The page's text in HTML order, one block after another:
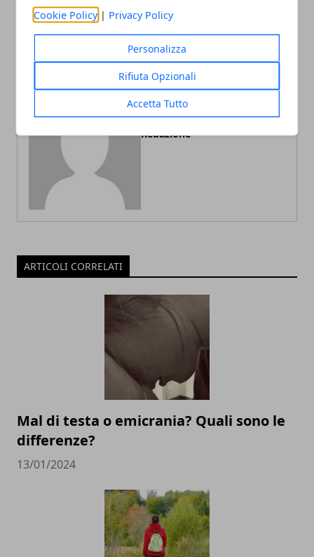
Cookie Policy | Privacy Policy
Personalizza
Rifiuta Opzionali
Accetta Tutto
piatto o un piatto unico
alle verdure
Redazione
ARTICOLI CORRELATI
Mal di testa o emicrania? Quali sono le
differenze?
13/01/2024